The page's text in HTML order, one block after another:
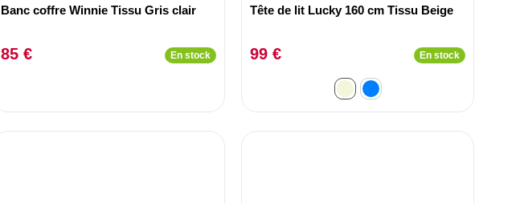
Banc coffre Winnie Tissu Gris clair
85 € En stock
Tête de lit Lucky 160 cm Tissu Beige
99 € En stock